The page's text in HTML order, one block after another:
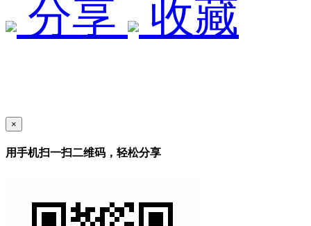
分享 收藏
×
用手机扫一扫二维码，轻松分享